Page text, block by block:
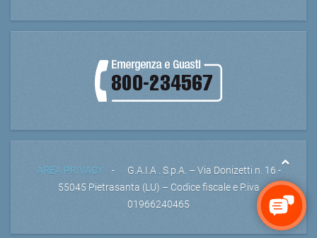
AREA PRIVACY- G.A.I.A . S.p.A. – Via Donizetti n. 16 -
55045 Pietrasanta (LU) – Codice fiscale e P.iva
01966240465